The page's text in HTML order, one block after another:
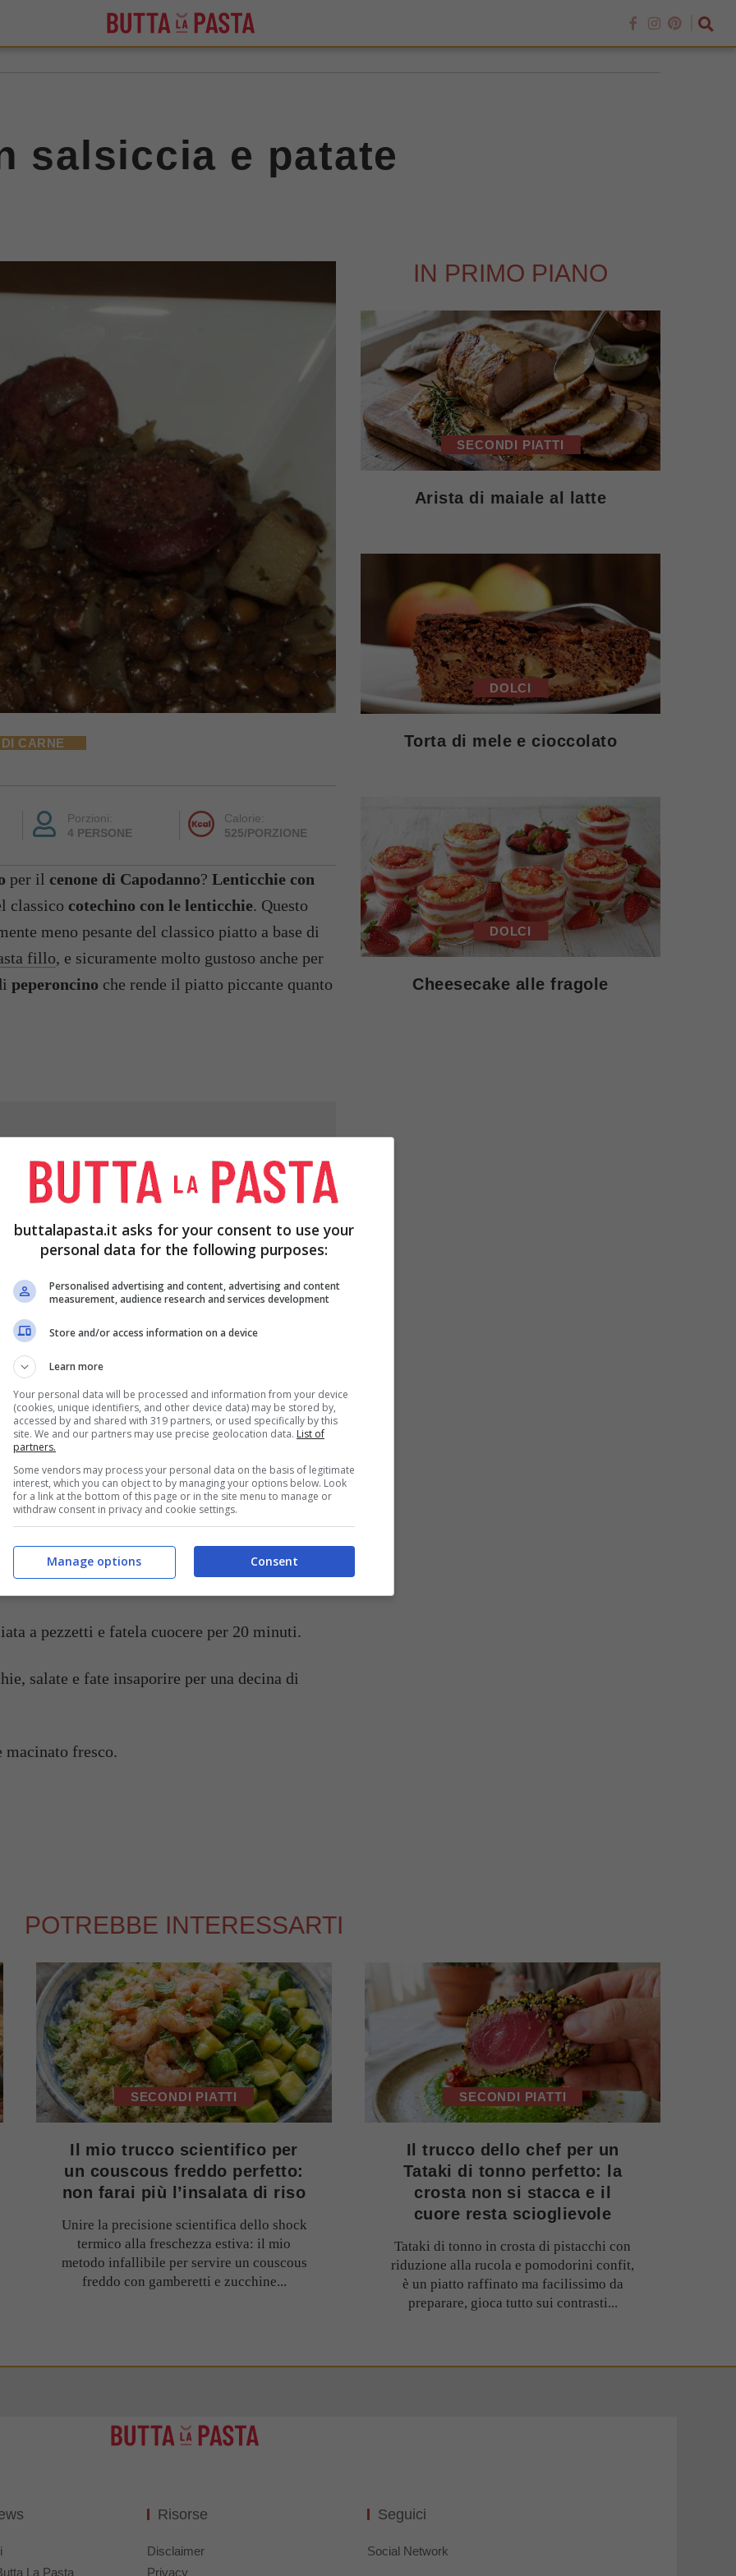
salsiccia e patate
CARNE
Porzioni:
4 PERSONE
Calorie:
525/PORZIONE
per il cenone di Capodanno? Lenticchie con
classico cotechino con le lenticchie. Questo
meno pesante del classico piatto a base di
fillo, e sicuramente molto gustoso anche per
peperoncino che rende il piatto piccante quanto
PICCOLA
PEPERONCINO
SALE Q.B.
e fatela imbiondire nell’olio.
tagliati a metà e fate cuocere per qualche
e tagliate a dadini.
per 20 minuti.
a pezzetti e fatela cuocere per 20 minuti.
salate e fate insaporire per una decina di
macinato fresco.
IN PRIMO PIANO
SECONDI PIATTI
Arista di maiale al latte
DOLCI
Torta di mele e cioccolato
DOLCI
Cheesecake alle fragole
POTREBBE INTERESSARTI
SECONDI PIATTI
Il mio trucco scientifico per
un couscous freddo perfetto:
non farai più l’insalata di riso
Unire la precisione scientifica dello shock
termico alla freschezza estiva: il mio
metodo infallibile per servire un couscous
freddo con gamberetti e zucchine...
SECONDI PIATTI
Il trucco dello chef per un
Tataki di tonno perfetto: la
crosta non si stacca e il
cuore resta scioglievole
Tataki di tonno in crosta di pistacchi con
riduzione alla rucola e pomodorini confit,
è un piatto raffinato ma facilissimo da
preparare, gioca tutto sui contrasti...
La Pasta
Risorse
Disclaimer
Privacy
Seguici
Social Network
buttalapasta.it asks for your consent to use your
personal data for the following purposes:
Personalised advertising and content, advertising and content
measurement, audience research and services development
Store and/or access information on a device
Learn more
Your personal data will be processed and information from your device
(cookies, unique identifiers, and other device data) may be stored by,
accessed by and shared with 319 partners, or used specifically by this
site. We and our partners may use precise geolocation data. List of
partners.
Some vendors may process your personal data on the basis of legitimate
interest, which you can object to by managing your options below. Look
for a link at the bottom of this page or in the site menu to manage or
withdraw consent in privacy and cookie settings.
Consent
Manage options